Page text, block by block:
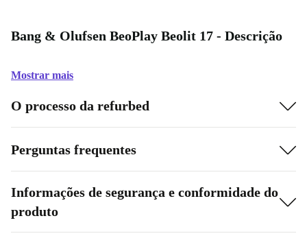
Bang & Olufsen BeoPlay Beolit 17 - Descrição
Mostrar mais
O processo da refurbed
Perguntas frequentes
Informações de segurança e conformidade do
produto